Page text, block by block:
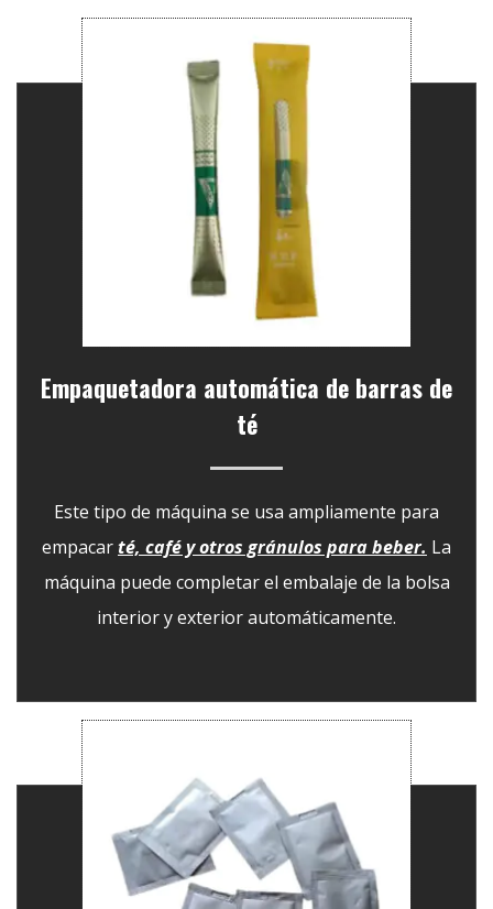
Empaquetadora automática de barras de
té
Este tipo de máquina se usa ampliamente para
empacarté, café y otros gránulos para beber. La
máquina puede completar el embalaje de la bolsa
interior y exterior automáticamente.